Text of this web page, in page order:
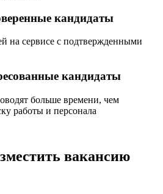
кандидаты
на сервисе с подтвержденными
кандидаты
больше времени, чем
работы и персонала
вакансию